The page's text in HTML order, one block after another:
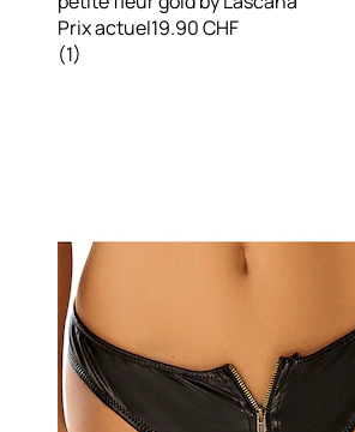
Prix actuel19.90 CHF
(1)